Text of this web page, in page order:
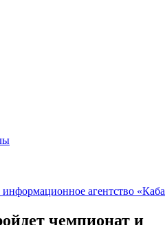
чемпионат и